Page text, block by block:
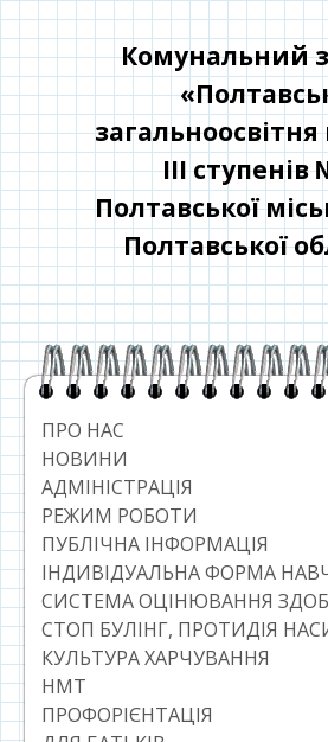
до
контенту
Комунальний
ІІІ ступенів
Полтавської
Полтавської
Головний
сайдбар
ПРО НАС
НОВИНИ
АДМІНІСТРАЦІЯ
РЕЖИМ РОБОТИ
ПУБЛІЧНА ІНФОРМАЦІЯ
ІНДИВІДУАЛЬНА ФОРМА
СИСТЕМА ОЦІНЮВАННЯ
СТОП БУЛІНГ, ПРОТИДІЯ
КУЛЬТУРА ХАРЧУВАННЯ
НМТ
ПРОФОРІЄНТАЦІЯ